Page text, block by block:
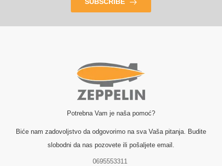
SUBSCRIBE
Potrebna Vam je naša pomoć?
Biće nam zadovoljstvo da odgovorimo na sva Vaša pitanja. Budite
slobodni da nas pozovete ili pošaljete email.
0695553311